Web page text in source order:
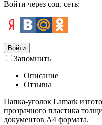
Войти через соц. сеть:
Войти
Запомнить
Описание
Отзывы
Папка-уголок Lamark
прозрачного пластика
документов А4 формата.